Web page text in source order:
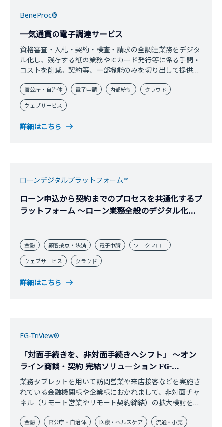
BeneProc®
一気通貫の電子調達サービス
資格審査・入札・契約・検査・請求の全調達業務をデジタ
ル化し、残存する紙の業務やICカード発行等に係る手間・
コストを削減。契約等、一部機能のみを切り出して提供可
官公庁・自治体 電子申請 内部統制 クラウド
ウェブサービス
詳細はこちら
ローンデジタルプラットフォーム™
ローン申込から契約までのプロセスを共通化するプ
ラットフォーム ～ローン業務全般のデジタル化を
金融 顧客接点・決済 電子申請 ワークフロー
ウェブサービス クラウド
詳細はこちら
FG-TriView®
「対面手続きを、非対面手続きへシフト」 ～オン
ライン商談・契約 完結ソリューション FG-
TriView®
業務タブレットを用いて訪問営業や来店接客などを実施さ
れている金融機関様や企業様におかれまして、非対面チャ
ネル（リモート営業やリモート契約締結）の拡大検討をさ
TriViewは現在ご利用中の業務システムやサービスを画面共
金融 官公庁・自治体 医療・ヘルスケア 流通・小売